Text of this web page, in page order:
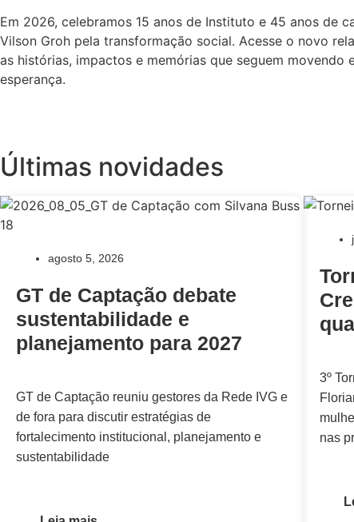
Em 2026, celebramos 15 anos de Instituto e 45 anos de
Vilson Groh pela transformação social. Acesse o novo
as histórias, impactos e memórias que seguem movendo
esperança.
Últimas novidades
agosto 5, 2026
GT de Captação debate
sustentabilidade e
planejamento para 2027
GT de Captação reuniu gestores da Rede IVG e
de fora para discutir estratégias de
fortalecimento institucional, planejamento e
sustentabilidade
3º
nas